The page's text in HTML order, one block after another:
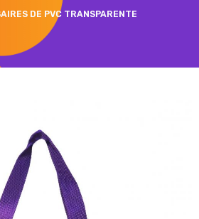
DE PVC TRANSPARENTE